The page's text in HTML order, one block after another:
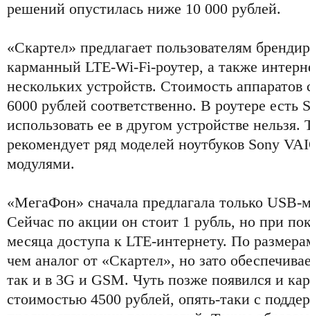
решений опустилась ниже 10 000 рублей.
«Скартел» предлагает пользователям
карманный LTE-Wi-Fi-роутер, а также
нескольких устройств. Стоимость аппаратов
6000 рублей соответственно. В роутере есть
использовать ее в другом устройстве
рекомендует ряд моделей ноутбуков Sony
модулями.
«МегаФон» сначала предлагала только USB-
Сейчас по акции он стоит 1 рубль, но при
месяца доступа к LTE-интернету. По
чем аналог от «Скартел», но зато
так и в 3G и GSM. Чуть позже появился и
стоимостью 4500 рублей, опять-таки с